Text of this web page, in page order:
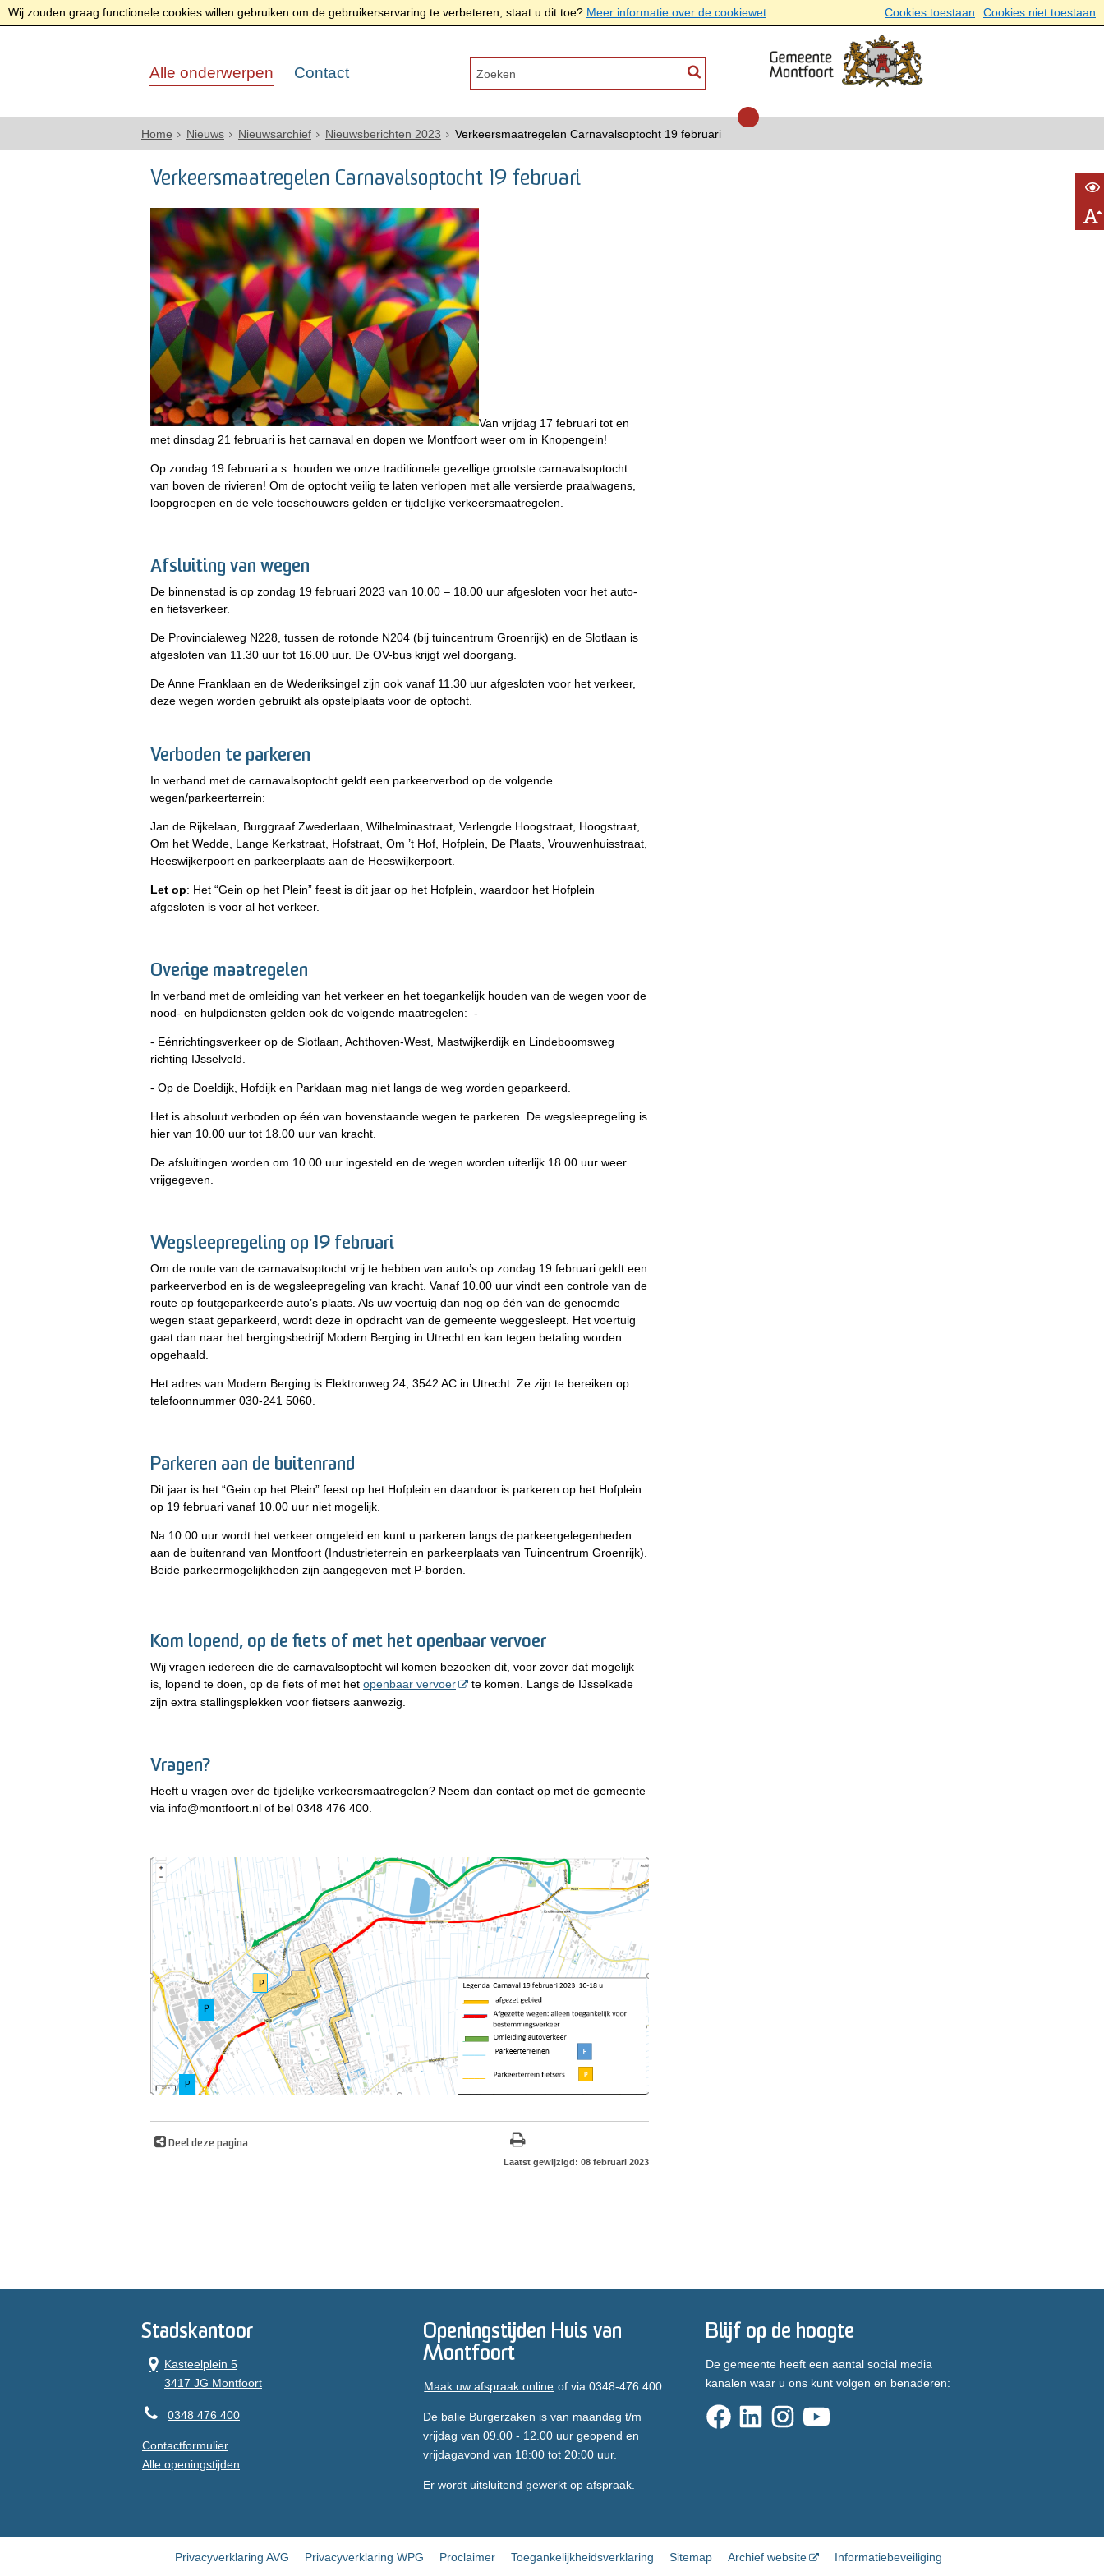
Wij zouden graag functionele cookies willen gebruiken om de gebruikerservaring te verbeteren, staat u dit toe? Meer informatie over de cookiewet Cookies toestaan Cookies niet toestaan
Alle onderwerpen Contact
Home Nieuws Nieuwsarchief Nieuwsberichten 2023 Verkeersmaatregelen Carnavalsoptocht 19 februari
Verkeersmaatregelen Carnavalsoptocht 19 februari
Van vrijdag 17 februari tot en
met dinsdag 21 februari is het carnaval en dopen we Montfoort weer om in Knopengein!
Op zondag 19 februari a.s. houden we onze traditionele gezellige grootste carnavalsoptocht
van boven de rivieren! Om de optocht veilig te laten verlopen met alle versierde praalwagens,
loopgroepen en de vele toeschouwers gelden er tijdelijke verkeersmaatregelen.
Afsluiting van wegen
De binnenstad is op zondag 19 februari 2023 van 10.00 – 18.00 uur afgesloten voor het auto-
en fietsverkeer.
De Provincialeweg N228, tussen de rotonde N204 (bij tuincentrum Groenrijk) en de Slotlaan is
afgesloten van 11.30 uur tot 16.00 uur. De OV-bus krijgt wel doorgang.
De Anne Franklaan en de Wederiksingel zijn ook vanaf 11.30 uur afgesloten voor het verkeer,
deze wegen worden gebruikt als opstelplaats voor de optocht.
Verboden te parkeren
In verband met de carnavalsoptocht geldt een parkeerverbod op de volgende
wegen/parkeerterrein:
Jan de Rijkelaan, Burggraaf Zwederlaan, Wilhelminastraat, Verlengde Hoogstraat, Hoogstraat,
Om het Wedde, Lange Kerkstraat, Hofstraat, Om ’t Hof, Hofplein, De Plaats, Vrouwenhuisstraat,
Heeswijkerpoort en parkeerplaats aan de Heeswijkerpoort.
Let op: Het “Gein op het Plein” feest is dit jaar op het Hofplein, waardoor het Hofplein
afgesloten is voor al het verkeer.
Overige maatregelen
In verband met de omleiding van het verkeer en het toegankelijk houden van de wegen voor de
nood- en hulpdiensten gelden ook de volgende maatregelen: -
- Eénrichtingsverkeer op de Slotlaan, Achthoven-West, Mastwijkerdijk en Lindeboomsweg
richting IJsselveld.
- Op de Doeldijk, Hofdijk en Parklaan mag niet langs de weg worden geparkeerd.
Het is absoluut verboden op één van bovenstaande wegen te parkeren. De wegsleepregeling is
hier van 10.00 uur tot 18.00 uur van kracht.
De afsluitingen worden om 10.00 uur ingesteld en de wegen worden uiterlijk 18.00 uur weer
vrijgegeven.
Wegsleepregeling op 19 februari
Om de route van de carnavalsoptocht vrij te hebben van auto’s op zondag 19 februari geldt een
parkeerverbod en is de wegsleepregeling van kracht. Vanaf 10.00 uur vindt een controle van de
route op foutgeparkeerde auto’s plaats. Als uw voertuig dan nog op één van de genoemde
wegen staat geparkeerd, wordt deze in opdracht van de gemeente weggesleept. Het voertuig
gaat dan naar het bergingsbedrijf Modern Berging in Utrecht en kan tegen betaling worden
opgehaald.
Het adres van Modern Berging is Elektronweg 24, 3542 AC in Utrecht. Ze zijn te bereiken op
telefoonnummer 030-241 5060.
Parkeren aan de buitenrand
Dit jaar is het “Gein op het Plein” feest op het Hofplein en daardoor is parkeren op het Hofplein
op 19 februari vanaf 10.00 uur niet mogelijk.
Na 10.00 uur wordt het verkeer omgeleid en kunt u parkeren langs de parkeergelegenheden
aan de buitenrand van Montfoort (Industrieterrein en parkeerplaats van Tuincentrum Groenrijk).
Beide parkeermogelijkheden zijn aangegeven met P-borden.
Kom lopend, op de fiets of met het openbaar vervoer
Wij vragen iedereen die de carnavalsoptocht wil komen bezoeken dit, voor zover dat mogelijk
is, lopend te doen, op de fiets of met het openbaar vervoer
te komen. Langs de IJsselkade
zijn extra stallingsplekken voor fietsers aanwezig.
Vragen?
Heeft u vragen over de tijdelijke verkeersmaatregelen? Neem dan contact op met de gemeente
via info@montfoort.nl of bel 0348 476 400.
Deel deze pagina
Laatst gewijzigd: 08 februari 2023
Stadskantoor
Kasteelplein 5
3417 JG Montfoort
0348 476 400
Contactformulier
Alle openingstijden
Openingstijden Huis van
Montfoort
Maak uw afspraak online of via 0348-476 400
De balie Burgerzaken is van maandag t/m
vrijdag van 09.00 - 12.00 uur geopend en
vrijdagavond van 18:00 tot 20:00 uur.
Er wordt uitsluitend gewerkt op afspraak.
Blijf op de hoogte
De gemeente heeft een aantal social media
kanalen waar u ons kunt volgen en benaderen:
Privacyverklaring AVG Privacyverklaring WPG Proclaimer Toegankelijkheidsverklaring Sitemap Archief website Informatiebeveiliging